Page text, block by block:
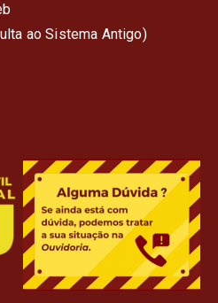
ao Sistema Antigo)